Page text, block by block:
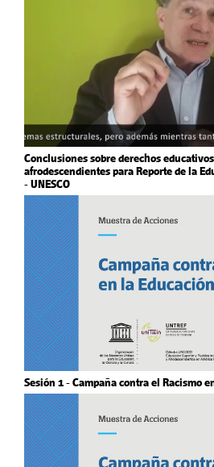
Conclusiones sobre derechos
afrodescendientes para Reporte de la
- UNESCO
Sesión 1 - Campaña contra el Racismo